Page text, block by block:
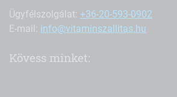
Ügyfélszolgálat: +36-20-593-0902
E-mail: info@vitaminszallitas.hu
Kövess minket: